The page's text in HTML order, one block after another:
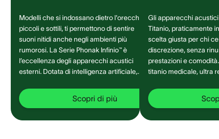
Modelli che si indossano dietro l'orecchio,
piccoli e sottili, ti permettono di sentire
suoni nitidi anche negli ambienti più
rumorosi. La Serie Phonak Infinio™ è
l’eccellenza degli apparecchi acustici
esterni. Dotata di intelligenza artificiale,
una comprensione del parlato a 360°
senza precedenti.
Scopri di più
Gli apparecchi
Titanio, praticamente
scelta giusta per chi
discrezione, senza
prestazioni e comodità. Realizzati
titanio medicale, ultra
ad ogni ambiente